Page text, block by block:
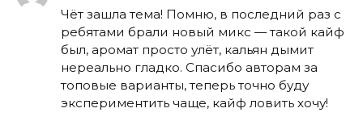
Чёт зашла тема! Помню, в последний раз с
ребятами брали новый микс — такой кайф
был, аромат просто улёт, кальян дымит
нереально гладко. Спасибо авторам за
топовые варианты, теперь точно буду
экспериментить чаще, кайф ловить хочу!